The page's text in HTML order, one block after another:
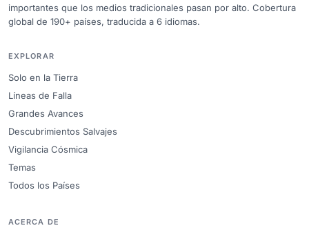
importantes que los medios tradicionales pasan por alto. Cobertura
global de 190+ países, traducida a 6 idiomas.
EXPLORAR
Solo en la Tierra
Líneas de Falla
Grandes Avances
Descubrimientos Salvajes
Vigilancia Cósmica
Temas
Todos los Países
ACERCA DE